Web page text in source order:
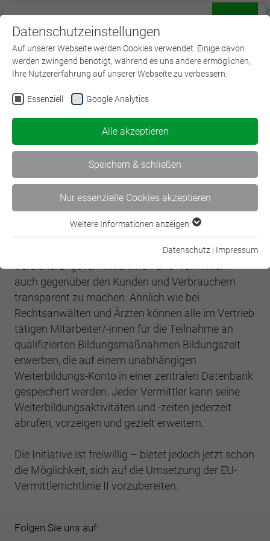
Die Initiative gut beraten
Die freiwillige Initiative der Versicherungsbranche
der Vermittler zur Fach- und Beratungskompetenz.
Ziel der Branchenverbände der
Versicherungswirtschaft ist es, die Weiterbildung
zu professionalisieren und die Fach- und
Versicherungsvermittlerinnen und -vermittlern
auch gegenüber den Kunden und Verbrauchern
transparent zu machen. Ähnlich wie bei
Rechtsanwälten und Ärzten können alle im Vertrieb
tätigen Mitarbeiter/-innen für die Teilnahme an
qualifizierten Bildungsmaßnahmen Bildungszeit
erwerben, die auf einem unabhängigen
Weiterbildungs-Konto in einer zentralen Datenbank
gespeichert werden. Jeder Vermittler kann seine
Weiterbildungsaktivitäten und -zeiten jederzeit
abrufen, vorzeigen und gezielt erweitern.
Die Initiative ist freiwillig – bietet jedoch jetzt schon
die Möglichkeit, sich auf die Umsetzung der EU-
Vermittlerrichtlinie II vorzubereiten.
Folgen Sie uns auf:
Datenschutzeinstellungen
Auf unserer Webseite werden Cookies verwendet. Einige davon
werden zwingend benötigt, während es uns andere ermöglichen,
Ihre Nutzererfahrung auf unserer Webseite zu verbessern.
Essenziell Google Analytics
Alle akzeptieren
Speichern & schließen
Nur essenzielle Cookies akzeptieren
Essenzielle Cookies werden für grundlegende Funktionen der
Webseite einwandfrei funktioniert.
Name cookie_optin
Anbieter BWV Rheinland
Zweck
Dieses Cookie wird verwendet, um Ihre
Cookie-Einstellungen für diese Website zu
speichern.
SgCookieOptin.lastPreferences
Anbieter BWV Rheinland
Dieser Wert speichert Ihre Consent-
Cookie-Informationen anzeigen
Google Analytics
Name _ga
Anbieter Google Analytics
Laufzeit 2 Jahre
Zweck
wird, um statistische Daten dazu, wie der
Besucher die Website nutzt, zu generieren.
Anbieter
Cookie-Informationen anzeigen
Weitere Informationen anzeigen
Datenschutz | Impressum